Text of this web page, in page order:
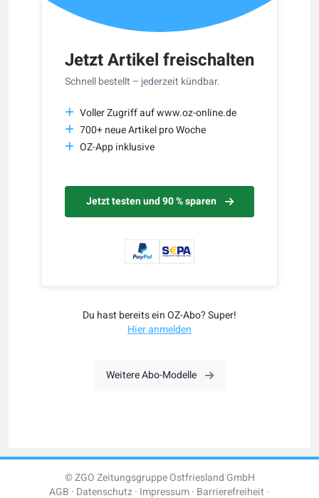
Jetzt Artikel freischalten
Schnell bestellt – jederzeit kündbar.
Voller Zugriff auf www.oz-online.de
700+ neue Artikel pro Woche
OZ-App inklusive
Jetzt testen und 90 % sparen
Du hast bereits ein OZ-Abo? Super!
Hier anmelden
Weitere Abo-Modelle
© ZGO Zeitungsgruppe Ostfriesland GmbH
AGB Datenschutz Impressum Barrierefreiheit